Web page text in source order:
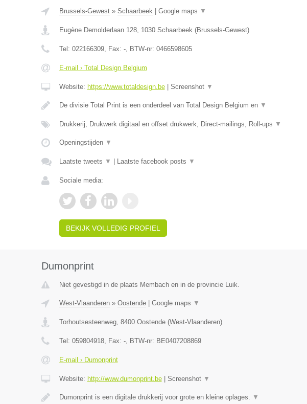
Brussels-Gewest» Schaarbeek| Google maps ▼
Eugène Demolderlaan 128, 1030 Schaarbeek(Brussels-Gewest)
Tel: 022166309, Fax: -, BTW-nr: 0466598605
E-mail › Total Design Belgium
Website: https://www.totaldesign.be| Screenshot ▼
De divisie Total Print is een onderdeel van Total Design Belgium en ▼
Drukkerij, Drukwerk digitaal en offset drukwerk, Direct-mailings, Roll-ups ▼
Openingstijden ▼
Laatste tweets ▼ Laatste facebook posts ▼
Sociale media:
BEKIJK VOLLEDIG PROFIEL
Dumonprint
Niet gevestigd in de plaats Membach en in de provincie Luik.
West-Vlaanderen» Oostende| Google maps ▼
Torhoutsesteenweg, 8400 Oostende(West-Vlaanderen)
Tel: 059804918, Fax: -, BTW-nr: BE0407208869
E-mail › Dumonprint
Website: http://www.dumonprint.be| Screenshot ▼
Dumonprint is een digitale drukkerij voor grote en kleine oplages. ▼